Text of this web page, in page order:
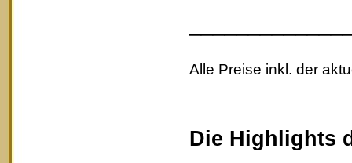
Alle Preise inkl. der
Die Highlights